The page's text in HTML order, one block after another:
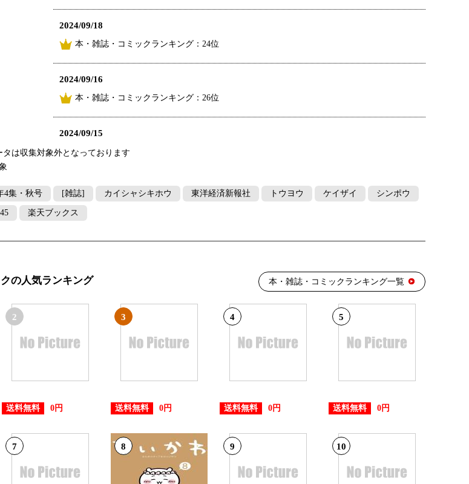
2024/09/18
本・雑誌・コミックランキング：24位
2024/09/16
本・雑誌・コミックランキング：26位
2024/09/15
本・雑誌・コミックランキング：7位
2024/09/14
本・雑誌・コミックランキング：10位
2024/09/13
本・雑誌・コミックランキング：13位
2024/09/11
2024/09/10
本・雑誌・コミックランキング：12位
は収集対象外となっております
4集・秋号 [雑誌] カイシャシキホウ 東洋経済新報社 トウヨウ ケイザイ シンポウ
楽天ブックス
の人気ランキング 本・雑誌・コミックランキング一覧
2
送料無料 0円
3
送料無料 0円
4
送料無料 0円
5
送料無料 0円
7 8 9 10